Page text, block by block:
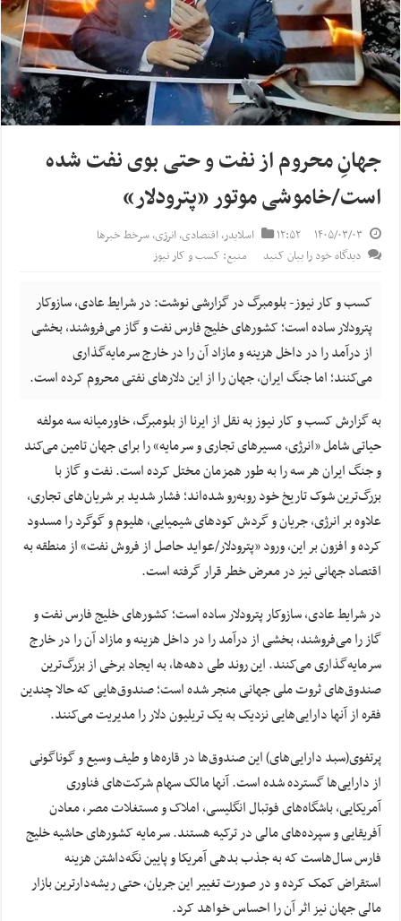
جهانِ محروم از نفت و حتی بوی نفت شده
است/خاموشی موتور «پترودلار»
۱۴۰۵/۰۳/۰۳ ۱۲:۵۲ اسلایدر,اقتصادی,انرژی,سرخط خبرها
دیدگاه خود را بیان کنید
منبع: کسب و کار نیوز
کسب و کار نیوز- بلومبرگ در گزارشی نوشت: در شرایط عادی، سازوکار
پترودلار ساده است؛ کشورهای خلیج فارس نفت و گاز می‌فروشند، بخشی
از درآمد را در داخل هزینه و مازاد آن را در خارج سرمایه‌گذاری
می‌کنند؛ اما جنگ ایران، جهان را از این دلارهای نفتی محروم کرده است.
به گزارش کسب و کار نیوز به نقل از ایرنا از بلومبرگ، خاورمیانه سه مولفه
حیاتی شامل «انرژی، مسیرهای تجاری و سرمایه» را برای جهان تامین می‌کند
و جنگ ایران هر سه را به طور همزمان مختل کرده است. نفت و گاز با
بزرگ‌ترین شوک تاریخ خود روبه‌رو شده‌اند؛ فشار شدید بر شریان‌های تجاری،
علاوه بر انرژی، جریان و گردش کودهای شیمیایی، هلیوم و گوگرد را مسدود
کرده و افزون بر این، ورود «پترودلار/عواید حاصل از فروش نفت» از منطقه به
اقتصاد جهانی نیز در معرض خطر قرار گرفته است.
در شرایط عادی، سازوکار پترودلار ساده است؛ کشورهای خلیج فارس نفت و
گاز را می‌فروشند، بخشی از درآمد را در داخل هزینه و مازاد آن را در خارج
سرمایه‌گذاری می‌کنند. این روند طی دهه‌ها، به ایجاد برخی از بزرگ‌ترین
صندوق‌های ثروت ملی جهانی منجر شده است؛ صندوق‌هایی که حالا چندین
فقره از آنها دارایی‌هایی نزدیک به یک تریلیون دلار را مدیریت می‌کنند.
پرتفوی(سبد دارایی‌های) این صندوق‌ها در قاره‌ها و طیف وسیع و گوناگونی
از دارایی‌ها گسترده شده است. آنها مالک سهام شرکت‌های فناوری
آمریکایی، باشگاه‌های فوتبال انگلیسی، املاک و مستغلات مصر، معادن
آفریقایی و سپرده‌های مالی در ترکیه هستند. سرمایه کشورهای حاشیه خلیج
فارس سال‌هاست که به جذب بدهی آمریکا و پایین نگه‌داشتن هزینه
استقراض کمک کرده و در صورت تغییر این جریان، حتی ریشه‌دارترین بازار
مالی جهان نیز اثر آن را احساس خواهد کرد.